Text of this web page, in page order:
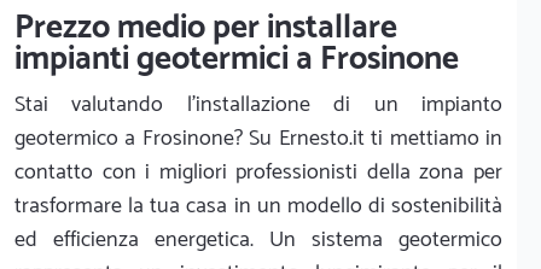
Prezzo medio per installare
impianti geotermici a Frosinone
Stai valutando l'installazione di un impianto
geotermico a Frosinone? Su Ernesto.it ti mettiamo in
contatto con i migliori professionisti della zona per
trasformare la tua casa in un modello di sostenibilità
ed efficienza energetica. Un sistema geotermico